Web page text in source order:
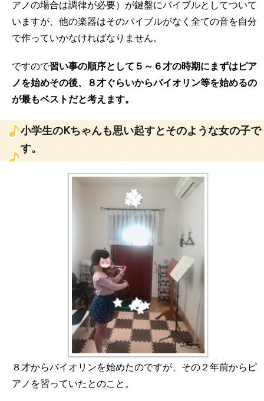
アノの場合は調律が必要）が鍵盤にバイブルとしてついて
いますが、他の楽器はそのバイブルがなく全ての音を自分
で作っていかなければなりません。
ですので習い事の順序として５～６才の時期にまずはピア
ノを始めその後、８才ぐらいからバイオリン等を始めるの
が最もベストだと考えます。
小学生のKちゃんも思い起すとそのような女の子で
す。
８才からバイオリンを始めたのですが、その２年前からピ
アノを習っていたとのこと。